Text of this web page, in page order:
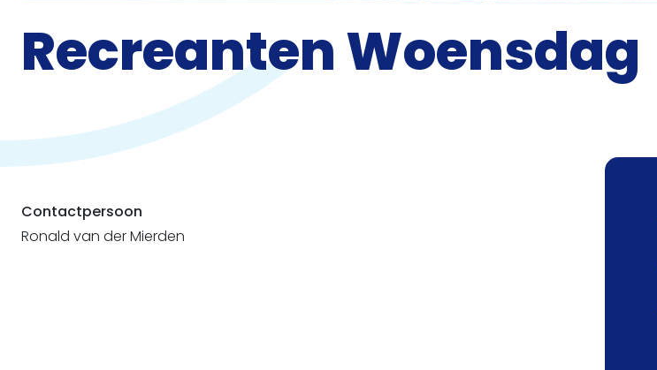
Recreanten Woensdag
Contactpersoon
Ronald van der Mierden